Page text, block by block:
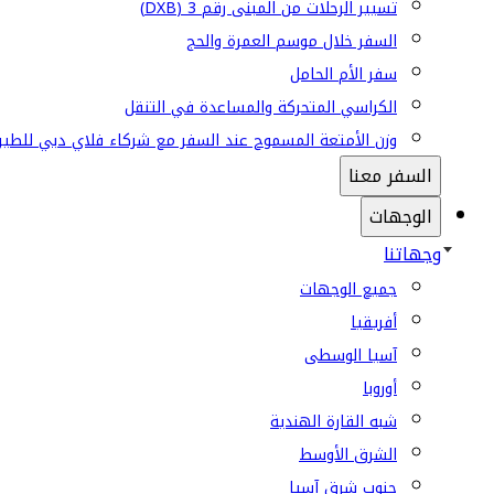
تسيير الرحلات من المبنى رقم 3 (DXB)
السفر خلال موسم العمرة والحج
سفر الأم الحامل
الكراسي المتحركة والمساعدة في التنقل
وزن الأمتعة المسموح عند السفر مع شركاء فلاي دبي
السفر معنا
الوجهات
وجهاتنا
جميع الوجهات
أفريقيا
آسيا الوسطى
أوروبا
شبه القارة الهندية
الشرق الأوسط
جنوب شرق آسيا